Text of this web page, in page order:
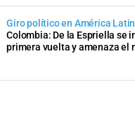
Giro político en América
Colombia: De la Espriella se
primera vuelta y amenaza el